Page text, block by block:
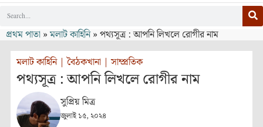
প্রথম পাতা »মলাট কাহিনি»পথ্যসূত্র : আপনি লিখলে রোগীর নাম
মলাট কাহিনি|বৈঠকখানা |সাম্প্রতিক
পথ্যসূত্র : আপনি লিখলে রোগীর নাম
সুপ্রিয় মিত্র
জুলাই ১৫, ২০২৪